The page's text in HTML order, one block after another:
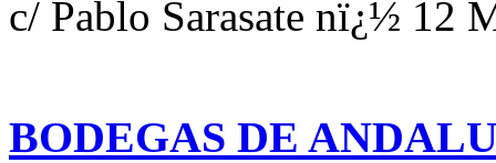
c/ Pablo Sarasate nï¿½ 12
BODEGAS DE